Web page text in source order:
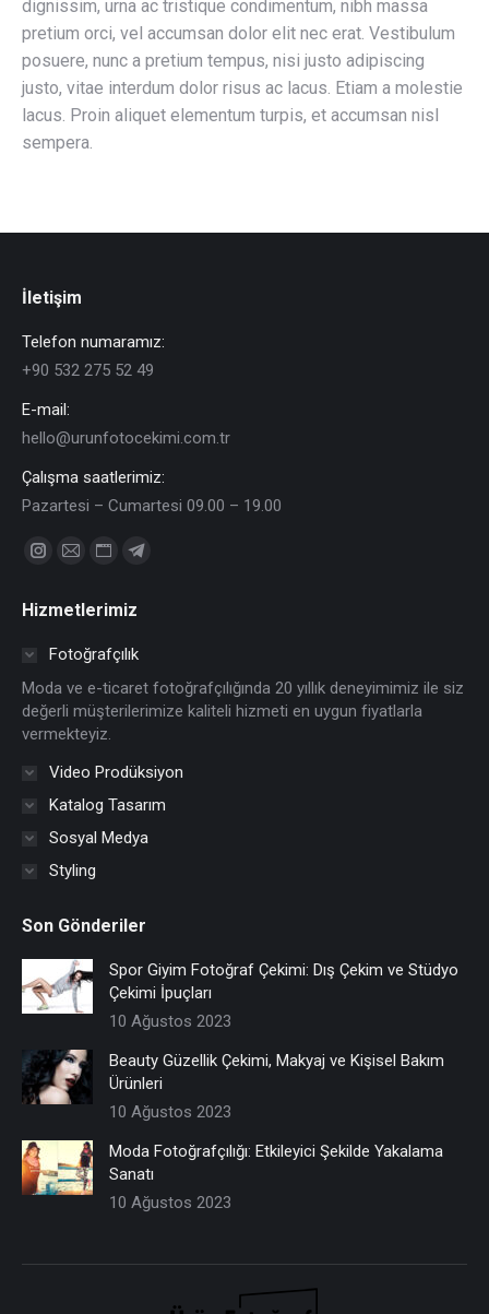
dignissim, urna ac tristique condimentum, nibh massa
pretium orci, vel accumsan dolor elit nec erat. Vestibulum
posuere, nunc a pretium tempus, nisi justo adipiscing
justo, vitae interdum dolor risus ac lacus. Etiam a molestie
lacus. Proin aliquet elementum turpis, et accumsan nisl
sempera.
İletişim
Telefon numaramız:
+90 532 275 52 49
E-mail:
hello@urunfotocekimi.com.tr
Çalışma saatlerimiz:
Pazartesi – Cumartesi 09.00 – 19.00
Find us on:
Instagram
opens
window
Mail
opens
in
window
Website
opens
in
window
Telegram
opens
in
window
Hizmetlerimiz
Fotoğrafçılık
Moda ve e-ticaret fotoğrafçılığında 20 yıllık deneyimimiz ile siz
değerli müşterilerimize kaliteli hizmeti en uygun fiyatlarla
vermekteyiz.
Video Prodüksiyon
Katalog Tasarım
Sosyal Medya
Styling
Son Gönderiler
Spor Giyim Fotoğraf Çekimi: Dış Çekim ve Stüdyo
Çekimi İpuçları
10 Ağustos 2023
Beauty Güzellik Çekimi, Makyaj ve Kişisel Bakım
Ürünleri
10 Ağustos 2023
Moda Fotoğrafçılığı: Etkileyici Şekilde Yakalama
Sanatı
10 Ağustos 2023